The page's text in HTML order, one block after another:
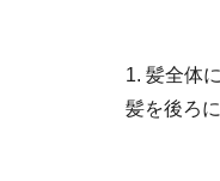
1. 髪全体
髪を後ろ